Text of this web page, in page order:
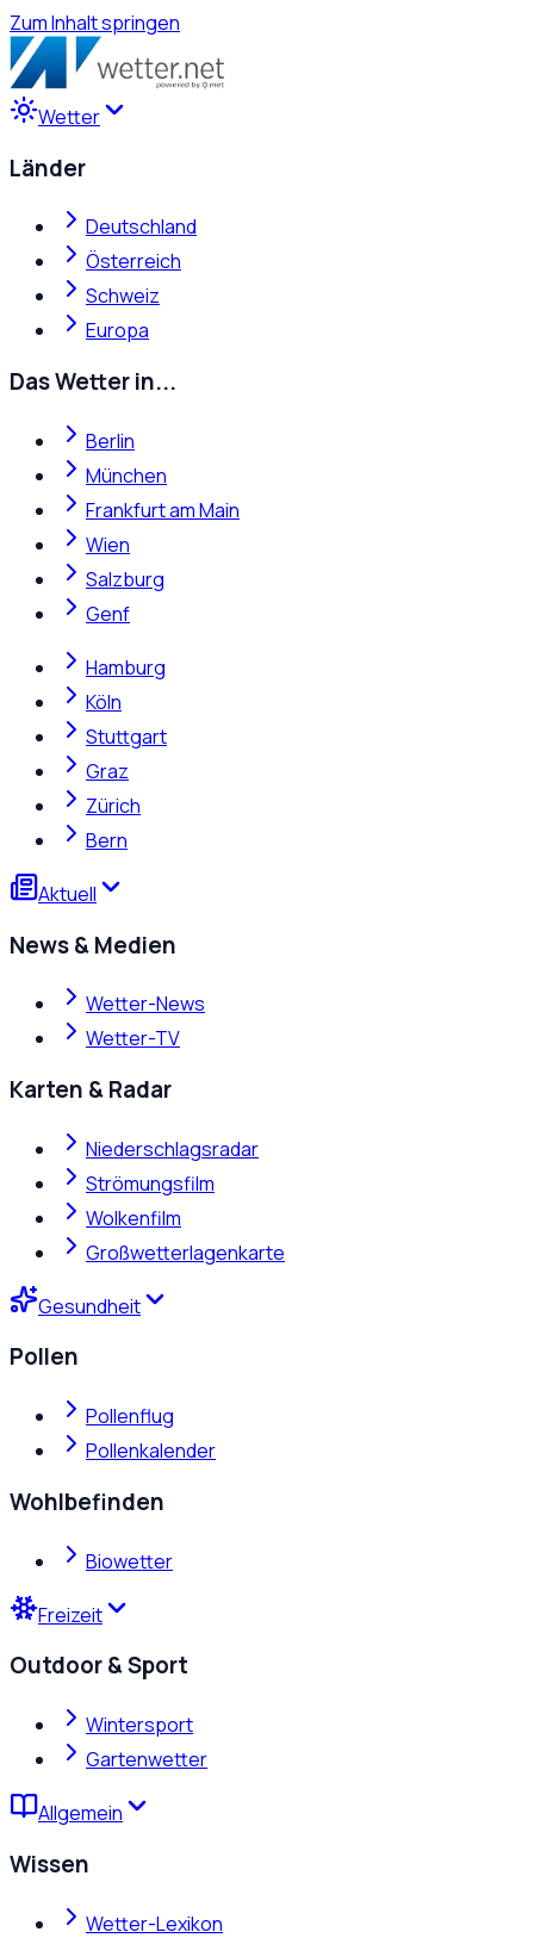
Zum Inhalt springen
Wetter
Länder
Deutschland
Österreich
Schweiz
Europa
Das Wetter in...
Berlin
München
Frankfurt am Main
Wien
Salzburg
Genf
Hamburg
Köln
Stuttgart
Graz
Zürich
Bern
Aktuell
News & Medien
Wetter-News
Wetter-TV
Karten & Radar
Niederschlagsradar
Strömungsfilm
Wolkenfilm
Großwetterlagenkarte
Gesundheit
Pollen
Pollenflug
Pollenkalender
Wohlbefinden
Biowetter
Freizeit
Outdoor & Sport
Wintersport
Gartenwetter
Allgemein
Wissen
Wetter-Lexikon